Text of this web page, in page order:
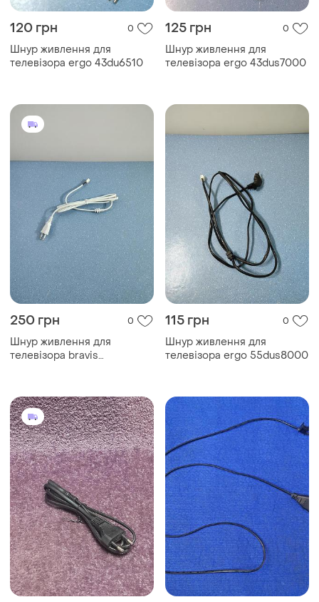
120 грн 0
Шнур живлення для
телевізора ergo 43du6510
125 грн 0
Шнур живлення для
телевізора ergo 43dus7000
250 грн 0
Шнур живлення для
телевізора bravis
115 грн 0
Шнур живлення для
телевізора ergo 55dus8000